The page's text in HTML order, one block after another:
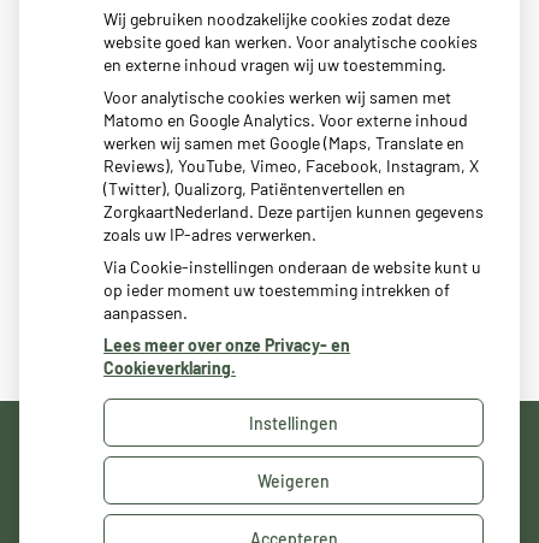
8:00 tot
- 12:00
14:30tot
- 17:00
Woensdag:
8:00tot
- 12:00
14:30tot
- 17:00
Donderdag:
8:00tot
- 12:00
14:30tot
- 17:00
8:00 tot- 12:00
14:30tot
- 17:00
Uw Zorg Online|Beheer
Cookie-instellingen
Wij gebruiken noodzakelijke cookies zodat deze
website goed kan werken. Voor analytische cookies
en externe inhoud vragen wij uw toestemming.
Voor analytische cookies werken wij samen met
Matomo en Google Analytics. Voor externe inhoud
werken wij samen met Google (Maps, Translate en
Reviews), YouTube, Vimeo, Facebook, Instagram, X
(Twitter), Qualizorg, Patiëntenvertellen en
ZorgkaartNederland. Deze partijen kunnen gegevens
zoals uw IP-adres verwerken.
Via Cookie-instellingen onderaan de website kunt u
op ieder moment uw toestemming intrekken of
aanpassen.
Lees meer over onze Privacy- en
Cookieverklaring.
Instellingen
Weigeren
Accepteren